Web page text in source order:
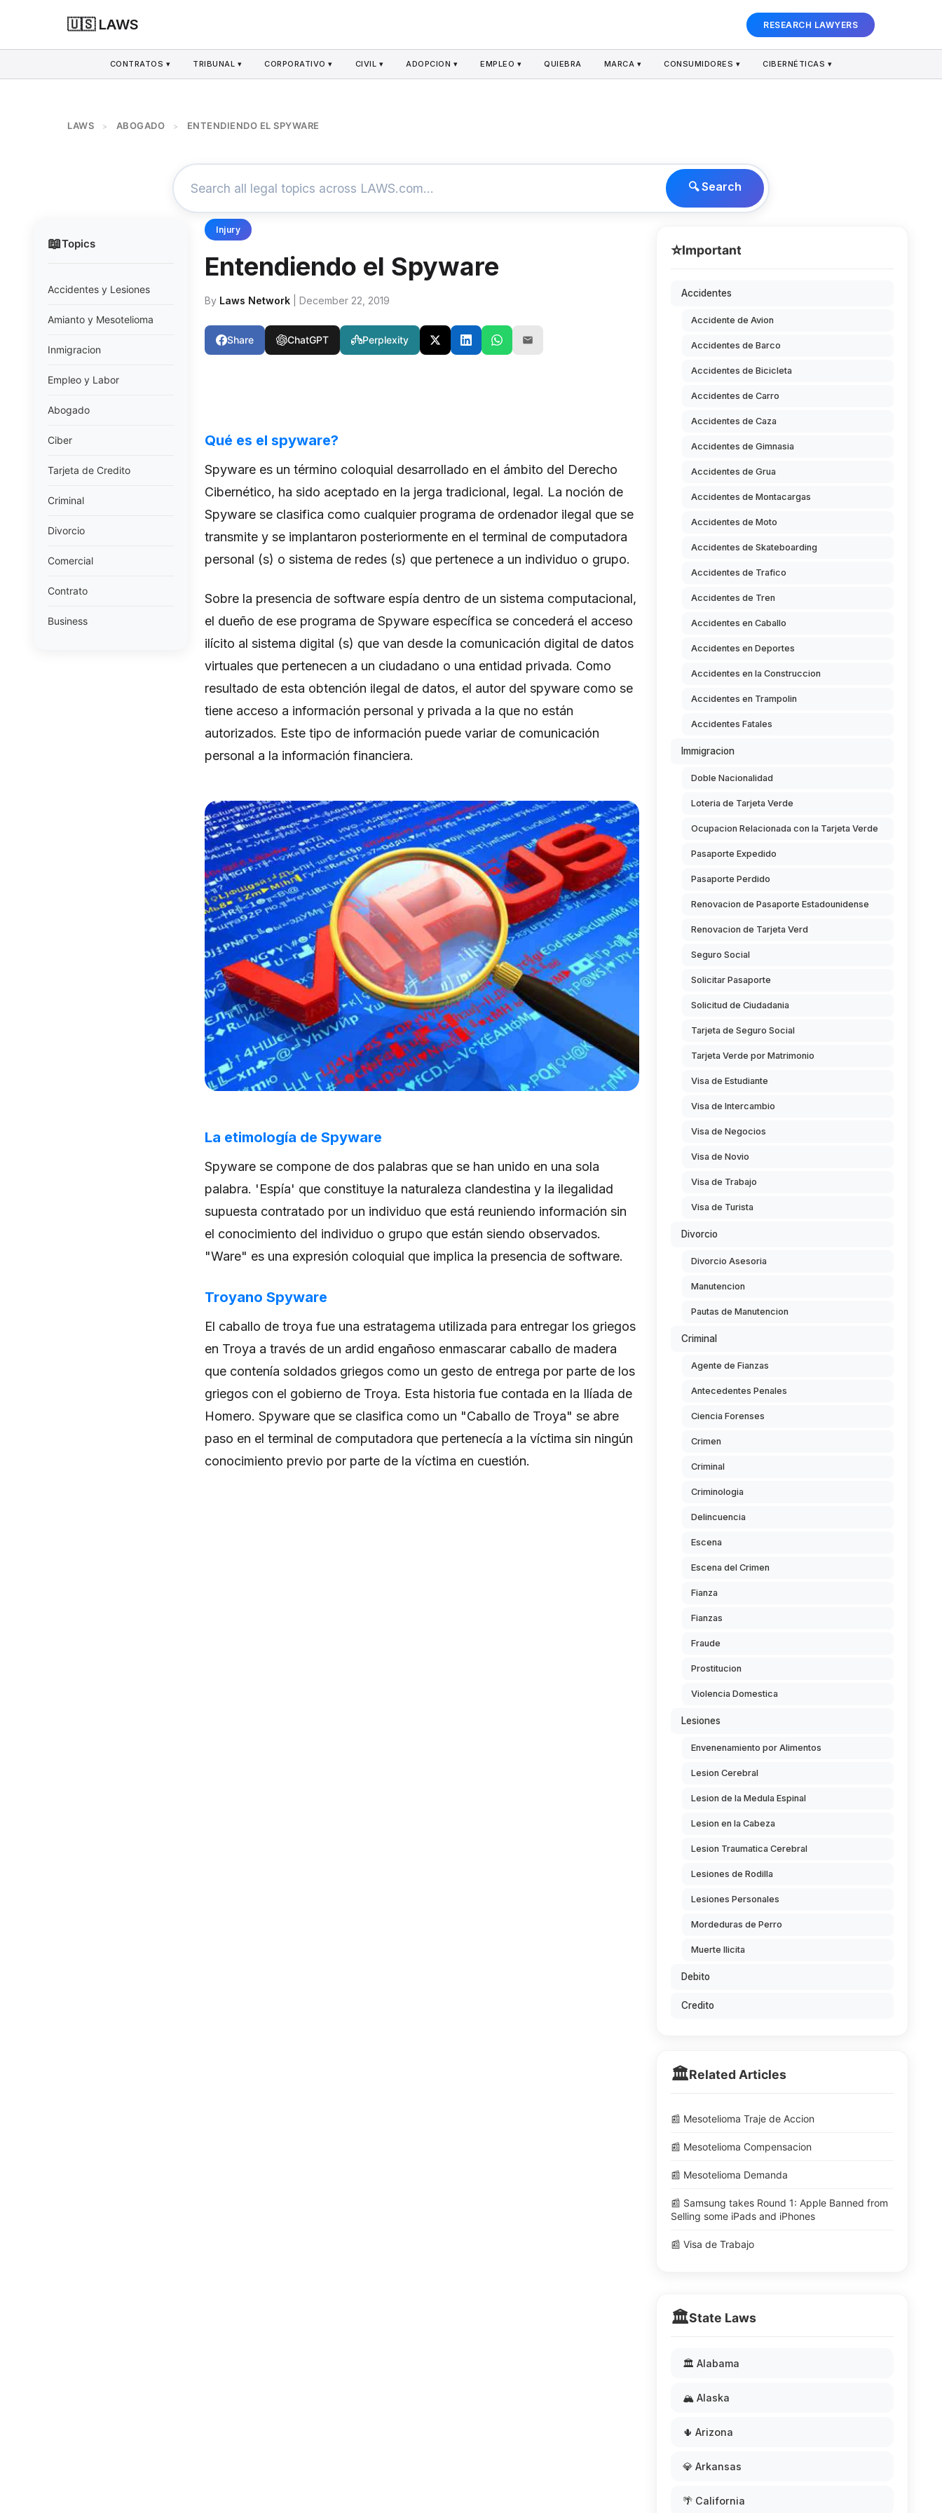
🇺🇸 LAWS RESEARCH LAWYERS
CONTRATOS ▾ TRIBUNAL ▾ CORPORATIVO ▾ CIVIL ▾ ADOPCION ▾ EMPLEO ▾ QUIEBRA MARCA ▾ CONSUMIDORES ▾ CIBERNÉTICAS ▾
LAWS > ABOGADO > ENTENDIENDO EL SPYWARE
🔍 Search
📖Topics
Accidentes y Lesiones
Amianto y Mesotelioma
Inmigracion
Empleo y Labor
Abogado
Ciber
Tarjeta de Credito
Criminal
Divorcio
Comercial
Contrato
Business
Injury
Entendiendo el Spyware
By Laws Network | December 22, 2019
Share ChatGPT Perplexity
Qué es el spyware?
Spyware es un término coloquial desarrollado en el ámbito del Derecho
Cibernético, ha sido aceptado en la jerga tradicional, legal. La noción de
Spyware se clasifica como cualquier programa de ordenador ilegal que se
transmite y se implantaron posteriormente en el terminal de computadora
personal (s) o sistema de redes (s) que pertenece a un individuo o grupo.
Sobre la presencia de software espía dentro de un sistema computacional,
el dueño de ese programa de Spyware específica se concederá el acceso
ilícito al sistema digital (s) que van desde la comunicación digital de datos
virtuales que pertenecen a un ciudadano o una entidad privada. Como
resultado de esta obtención ilegal de datos, el autor del spyware como se
tiene acceso a información personal y privada a la que no están
autorizados. Este tipo de información puede variar de comunicación
personal a la información financiera.
La etimología de Spyware
Spyware se compone de dos palabras que se han unido en una sola
palabra. 'Espía' que constituye la naturaleza clandestina y la ilegalidad
supuesta contratado por un individuo que está reuniendo información sin
el conocimiento del individuo o grupo que están siendo observados.
"Ware" es una expresión coloquial que implica la presencia de software.
Troyano Spyware
El caballo de troya fue una estratagema utilizada para entregar los griegos
en Troya a través de un ardid engañoso enmascarar caballo de madera
que contenía soldados griegos como un gesto de entrega por parte de los
griegos con el gobierno de Troya. Esta historia fue contada en la Ilíada de
Homero. Spyware que se clasifica como un "Caballo de Troya" se abre
paso en el terminal de computadora que pertenecía a la víctima sin ningún
conocimiento previo por parte de la víctima en cuestión.
⭐Important
Accidentes
Accidente de Avion
Accidentes de Barco
Accidentes de Bicicleta
Accidentes de Carro
Accidentes de Caza
Accidentes de Gimnasia
Accidentes de Grua
Accidentes de Montacargas
Accidentes de Moto
Accidentes de Skateboarding
Accidentes de Trafico
Accidentes de Tren
Accidentes en Caballo
Accidentes en Deportes
Accidentes en la Construccion
Accidentes en Trampolin
Accidentes Fatales
Immigracion
Doble Nacionalidad
Loteria de Tarjeta Verde
Ocupacion Relacionada con la Tarjeta Verde
Pasaporte Expedido
Pasaporte Perdido
Renovacion de Pasaporte Estadounidense
Renovacion de Tarjeta Verd
Seguro Social
Solicitar Pasaporte
Solicitud de Ciudadania
Tarjeta de Seguro Social
Tarjeta Verde por Matrimonio
Visa de Estudiante
Visa de Intercambio
Visa de Negocios
Visa de Novio
Visa de Trabajo
Visa de Turista
Divorcio
Divorcio Asesoria
Manutencion
Pautas de Manutencion
Criminal
Agente de Fianzas
Antecedentes Penales
Ciencia Forenses
Crimen
Criminal
Criminologia
Delincuencia
Escena
Escena del Crimen
Fianza
Fianzas
Fraude
Prostitucion
Violencia Domestica
Lesiones
Envenenamiento por Alimentos
Lesion Cerebral
Lesion de la Medula Espinal
Lesion en la Cabeza
Lesion Traumatica Cerebral
Lesiones de Rodilla
Lesiones Personales
Mordeduras de Perro
Muerte Ilicita
Debito
Credito
🏛️Related Articles
📰 Mesotelioma Traje de Accion
📰 Mesotelioma Compensacion
📰 Mesotelioma Demanda
📰 Samsung takes Round 1: Apple Banned from
Selling some iPads and iPhones
📰 Visa de Trabajo
🏛️State Laws
🏛️ Alabama
🏔️ Alaska
🌵 Arizona
💎 Arkansas
🌴 California